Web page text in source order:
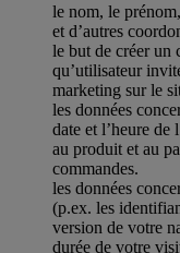
le nom, le
et d’autres
le but de créer un
qu’utilisateur
marketing sur le
les données
date et l’heure
au produit et au
commandes.
les données
(p.ex. les
version de votre
durée de votre